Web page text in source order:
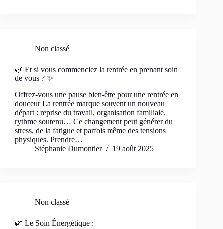
Non classé
🌿 Et si vous commenciez la rentrée en prenant soin
de vous ? ✨
Offrez-vous une pause bien-être pour une rentrée en
douceur La rentrée marque souvent un nouveau
départ : reprise du travail, organisation familiale,
rythme soutenu… Ce changement peut générer du
stress, de la fatigue et parfois même des tensions
physiques. Prendre…
Stéphanie Dumontier
19 août 2025
Non classé
🌿 Le Soin Énergétique :